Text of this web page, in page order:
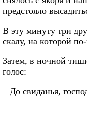
предстояло
В эту минуту три
скалу, на которой
Затем, в ночной
голос:
– До свиданья,